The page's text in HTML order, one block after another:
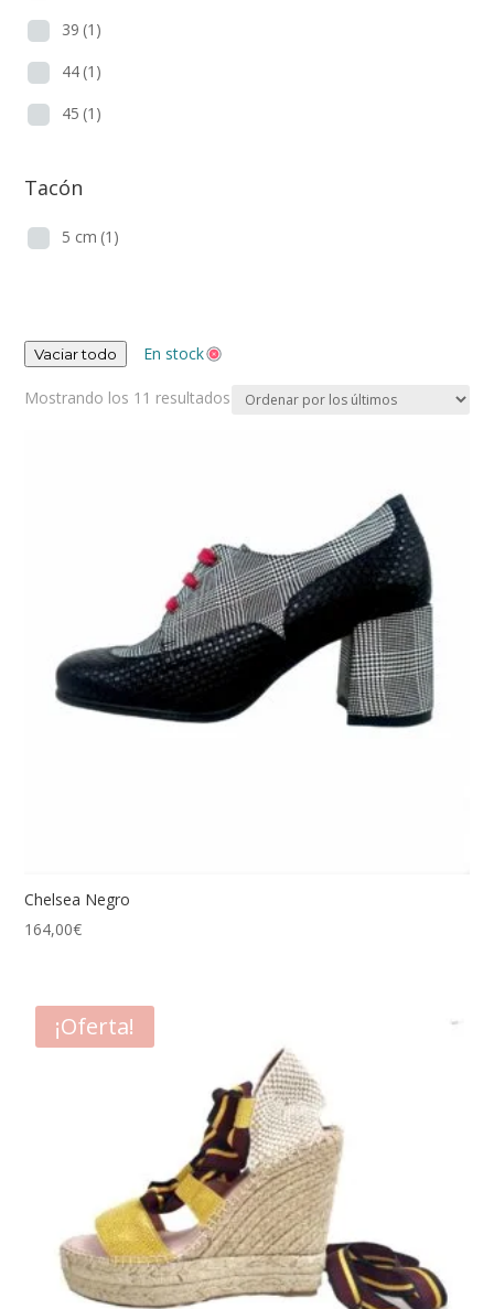
39 (1)
44 (1)
45 (1)
Tacón
5 cm (1)
Vaciar todo En stock
Mostrando los 11 resultados Ordenado
Chelsea Negro
164,00€
¡Oferta!